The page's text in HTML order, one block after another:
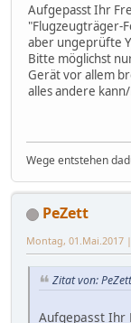
Aufgepasst Ihr
"Flugzeugträger-
aber ungeprüfte
Bitte möglichst
Gerät vor allem
alles andere
Wege entstehen
PeZett
Montag, 01.Mai.2017
Zitat von:
Aufgepasst Ihr